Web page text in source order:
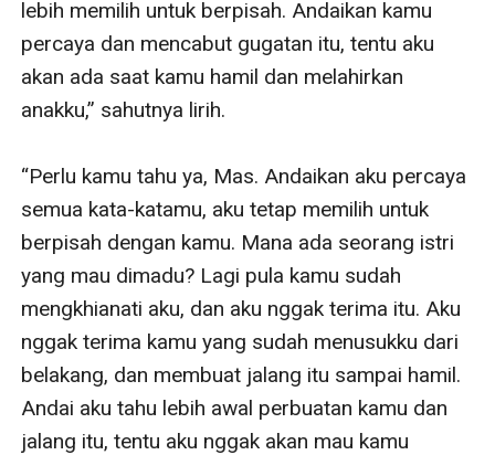
lebih memilih untuk berpisah. Andaikan kamu
percaya dan mencabut gugatan itu, tentu aku
akan ada saat kamu hamil dan melahirkan
anakku,” sahutnya lirih.
“Perlu kamu tahu ya, Mas. Andaikan aku percaya
semua kata-katamu, aku tetap memilih untuk
berpisah dengan kamu. Mana ada seorang istri
yang mau dimadu? Lagi pula kamu sudah
mengkhianati aku, dan aku nggak terima itu. Aku
nggak terima kamu yang sudah menusukku dari
belakang, dan membuat jalang itu sampai hamil.
Andai aku tahu lebih awal perbuatan kamu dan
jalang itu, tentu aku nggak akan mau kamu